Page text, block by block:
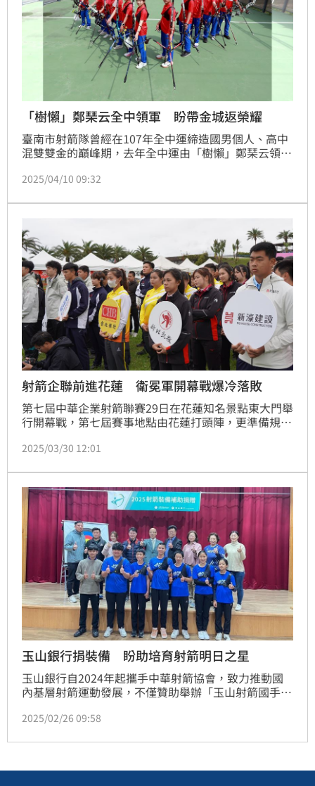
「樹懶」鄭琹云全中領軍 盼帶金城返榮耀
臺南市射箭隊曾經在107年全中運締造國男個人、高中
混雙雙金的巔峰期，去年全中運由「樹懶」鄭琹云領軍
中運地主更以重返8年前的榮光為目標。
2025/04/10 09:32
射箭企聯前進花蓮 衛冕軍開幕戰爆冷落敗
第七屆中華企業射箭聯賽29日在花蓮知名景點東大門舉
行開幕戰，第七屆賽事地點由花蓮打頭陣，更準備規劃
透過聯賽的舉辦讓更多人可以近距離欣賞射箭的魅力，
就爆出冷門，新北凱撒以4：1擊敗衛冕軍新竹市愛山
林。
2025/03/30 12:01
玉山銀行捐裝備 盼助培育射箭明日之星
玉山銀行自2024年起攜手中華射箭協會，致力推動國
內基層射箭運動發展，不僅贊助舉辦「玉山射箭國手選
箭人才，為台灣射箭注入新動力。
2025/02/26 09:58